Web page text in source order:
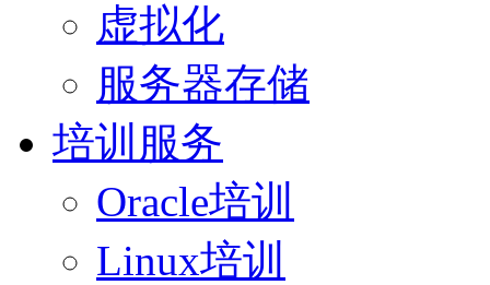
虚拟化
服务器存储
培训服务
Oracle培训
Linux培训